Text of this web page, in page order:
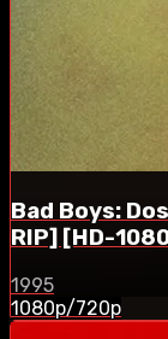
Bad Boys:
RIP] [HD-
1995
1080p/720p